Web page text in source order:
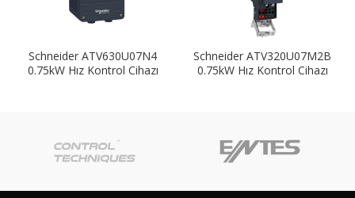
Schneider ATV630U07N4
0.75kW Hız Kontrol Cihazı
Schneider ATV320U07M2B
0.75kW Hız Kontrol Cihazı